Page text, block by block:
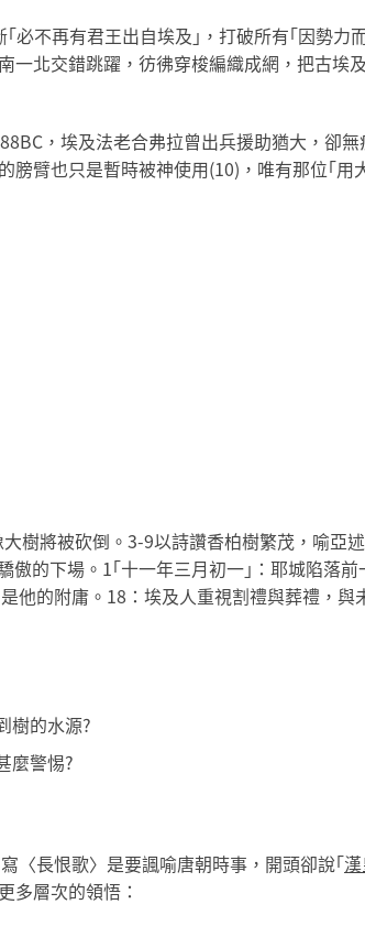
必不再有君王出自埃及｣，打破所有｢因勢力
北交錯跳躍，彷彿穿梭編織成網，把古埃
，埃及法老合弗拉曾出兵援助猶大，卻
膀臂也只是暫時被神使用(10)，唯有那位｢
樹將被砍倒。3-9以詩讚香柏樹繁茂，喻亞
的下場。1｢十一年三月初一｣：耶城陷落
他的附庸。18：埃及人重視割禮與葬禮，與
樹的水源?
麼警惕?
〈長恨歌〉是要諷喻唐朝時事，開頭卻說｢
多層次的領悟：